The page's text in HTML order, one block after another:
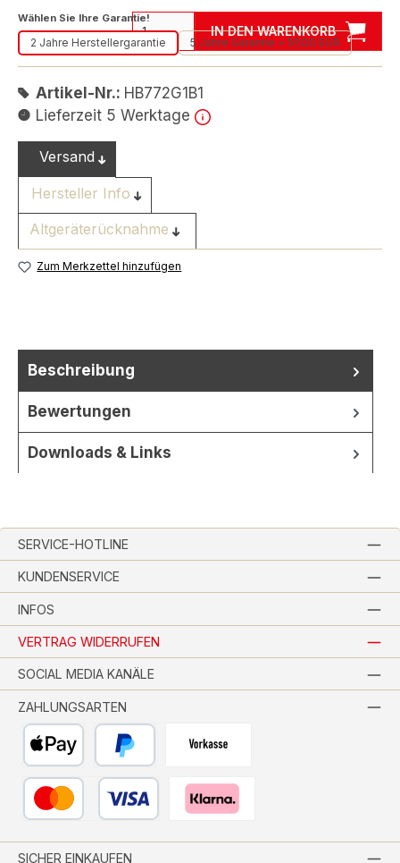
IN DEN WARENKORB
Wählen Sie Ihre Garantie!
2 Jahre Herstellergarantie 5 Jahre Garantie + 59,00 EUR
Artikel-Nr.: HB772G1B1
Lieferzeit 5 Werktage
Versand
Hersteller Info
Altgeräterücknahme
Zum Merkzettel hinzufügen
Beschreibung
Bewertungen
Downloads & Links
SERVICE-HOTLINE
KUNDENSERVICE
INFOS
VERTRAG WIDERRUFEN
ZAHLUNGSARTEN
SOCIAL MEDIA KANÄLE
SICHER EINKAUFEN